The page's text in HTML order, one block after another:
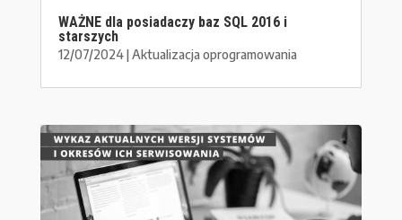
WAŻNE dla posiadaczy baz SQL 2016 i
starszych
12/07/2024|Aktualizacja oprogramowania